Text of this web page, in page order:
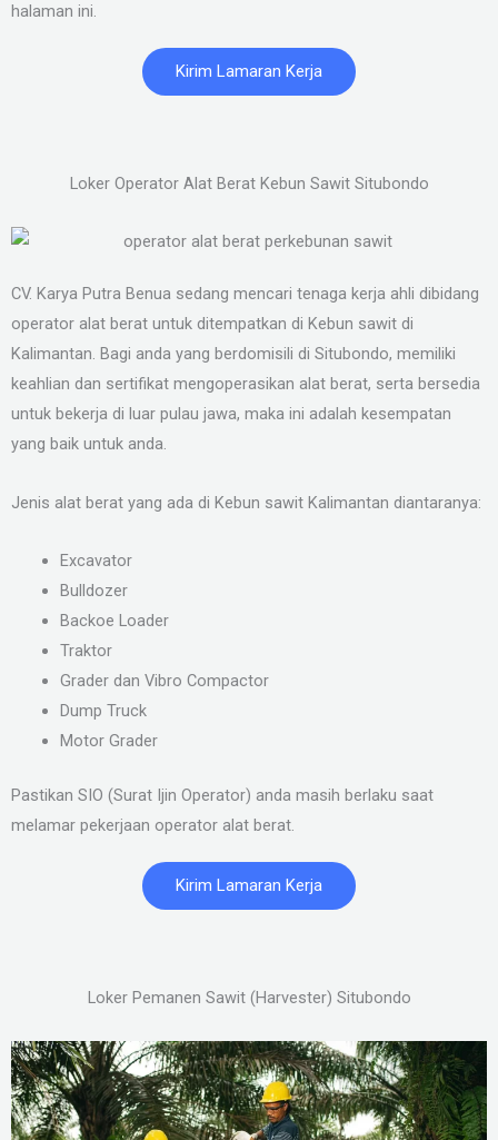
halaman ini.
Kirim Lamaran Kerja
Loker Operator Alat Berat Kebun Sawit Situbondo
CV. Karya Putra Benua sedang mencari tenaga kerja ahli dibidang
operator alat berat untuk ditempatkan di Kebun sawit di
Kalimantan. Bagi anda yang berdomisili di Situbondo, memiliki
keahlian dan sertifikat mengoperasikan alat berat, serta bersedia
untuk bekerja di luar pulau jawa, maka ini adalah kesempatan
yang baik untuk anda.
Jenis alat berat yang ada di Kebun sawit Kalimantan diantaranya:
Excavator
Bulldozer
Backoe Loader
Traktor
Grader dan Vibro Compactor
Dump Truck
Motor Grader
Pastikan SIO (Surat Ijin Operator) anda masih berlaku saat
melamar pekerjaan operator alat berat.
Kirim Lamaran Kerja
Loker Pemanen Sawit (Harvester) Situbondo